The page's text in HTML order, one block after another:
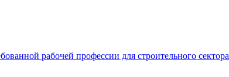
рабочей профессии для строительного сектора